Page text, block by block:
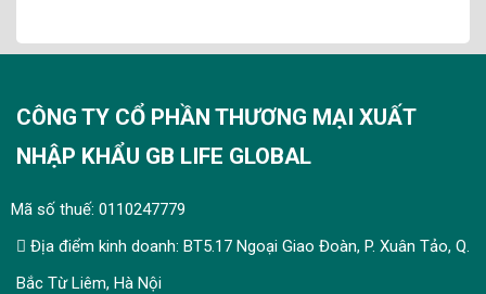
CÔNG TY CỔ PHẦN THƯƠNG MẠI XUẤT
NHẬP KHẨU GB LIFE GLOBAL
Mã số thuế: 0110247779
Địa điểm kinh doanh: BT5.17 Ngoại Giao Đoàn, P. Xuân Tảo, Q.
Bắc Từ Liêm, Hà Nội